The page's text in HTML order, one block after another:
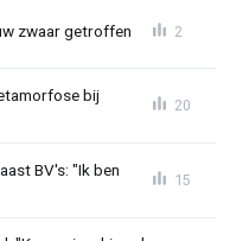
zwaar getroffen 2
bij
20
BV's: "Ik ben
15